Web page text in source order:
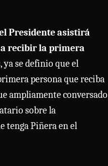
Presidente asistirá
recibir la primera
ya se definio que el
persona que reciba
ampliamente conversado
sobre la
tenga Piñera en el